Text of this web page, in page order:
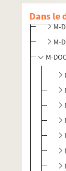
Dans le
M-
M-
M-
M-